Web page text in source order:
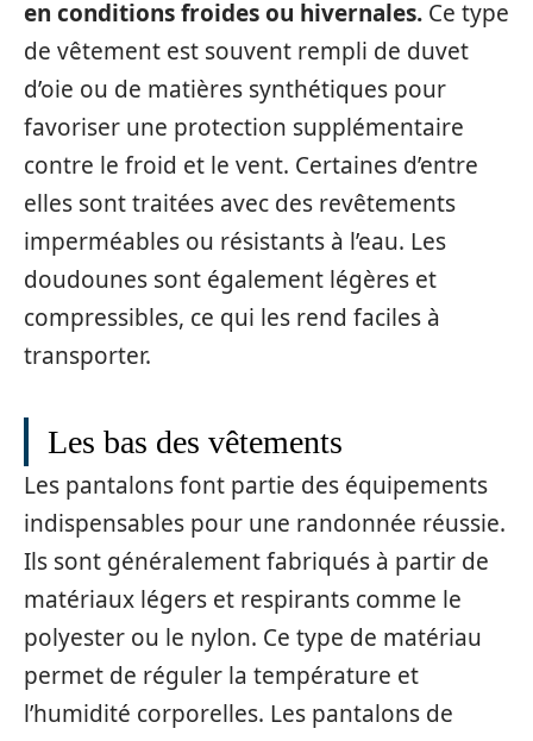
en conditions froides ou hivernales. Ce type
de vêtement est souvent rempli de duvet
d’oie ou de matières synthétiques pour
favoriser une protection supplémentaire
contre le froid et le vent. Certaines d’entre
elles sont traitées avec des revêtements
imperméables ou résistants à l’eau. Les
doudounes sont également légères et
compressibles, ce qui les rend faciles à
transporter.
Les bas des vêtements
Les pantalons font partie des équipements
indispensables pour une randonnée réussie.
Ils sont généralement fabriqués à partir de
matériaux légers et respirants comme le
polyester ou le nylon. Ce type de matériau
permet de réguler la température et
l’humidité corporelles. Les pantalons de